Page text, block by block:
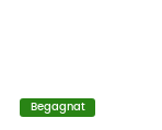
Begagnat